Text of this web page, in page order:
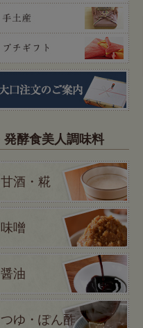
発酵食美人調味料
甘酒・糀
味噌
醤油
つゆ・ぽん酢